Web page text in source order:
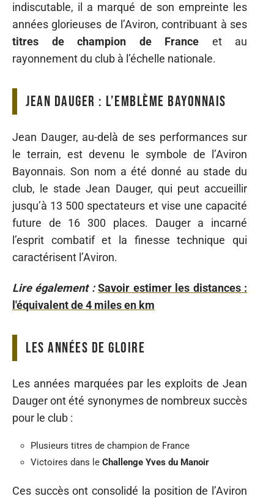
indiscutable, il a marqué de son empreinte les
années glorieuses de l’Aviron, contribuant à ses
titres de champion de France et au
rayonnement du club à l’échelle nationale.
Jean Dauger : l’emblème bayonnais
Jean Dauger, au-delà de ses performances sur
le terrain, est devenu le symbole de l’Aviron
Bayonnais. Son nom a été donné au stade du
club, le stade Jean Dauger, qui peut accueillir
jusqu’à 13 500 spectateurs et vise une capacité
future de 16 300 places. Dauger a incarné
l’esprit combatif et la finesse technique qui
caractérisent l’Aviron.
Lire également : Savoir estimer les distances :
l'équivalent de 4 miles en km
Les années de gloire
Les années marquées par les exploits de Jean
Dauger ont été synonymes de nombreux succès
pour le club :
Plusieurs titres de champion de France
Victoires dans le Challenge Yves du Manoir
Ces succès ont consolidé la position de l’Aviron